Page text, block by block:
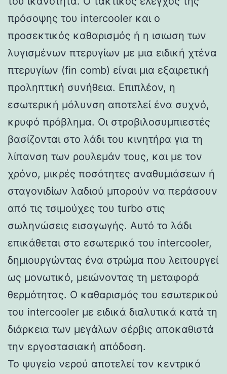
πρόσοψης του intercooler και ο
προσεκτικός καθαρισμός ή η ισιωση των
λυγισμένων πτερυγίων με μια ειδική χτένα
πτερυγίων (fin comb) είναι μια εξαιρετική
προληπτική συνήθεια. Επιπλέον, η
εσωτερική μόλυνση αποτελεί ένα συχνό,
κρυφό πρόβλημα. Οι στροβιλοσυμπιεστές
βασίζονται στο λάδι του κινητήρα για τη
λίπανση των ρουλεμάν τους, και με τον
χρόνο, μικρές ποσότητες αναθυμιάσεων ή
σταγονιδίων λαδιού μπορούν να περάσουν
από τις τσιμούχες του turbo στις
σωληνώσεις εισαγωγής. Αυτό το λάδι
επικάθεται στο εσωτερικό του intercooler,
δημιουργώντας ένα στρώμα που λειτουργεί
ως μονωτικό, μειώνοντας τη μεταφορά
θερμότητας. Ο καθαρισμός του εσωτερικού
του intercooler με ειδικά διαλυτικά κατά τη
διάρκεια των μεγάλων σέρβις αποκαθιστά
την εργοστασιακή απόδοση.
Το ψυγείο νερού αποτελεί τον κεντρικό